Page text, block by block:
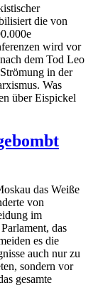
die von
wird vor
dem Tod Leo
in der
Was
über Eispickel
das Weiße
von
im
das
es die
auch nur zu
sondern vor
gesamte